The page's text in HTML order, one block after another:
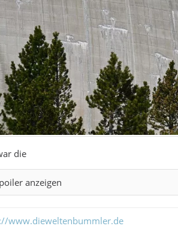
die
anzeigen
www.dieweltenbummler.de